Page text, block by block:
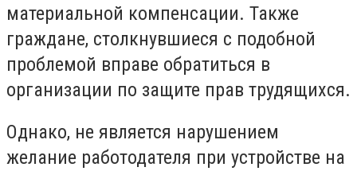
материальной компенсации. Также
граждане, столкнувшиеся с подобной
проблемой вправе обратиться в
организации по защите прав трудящихся.
Однако, не является нарушением
желание работодателя при устройстве на